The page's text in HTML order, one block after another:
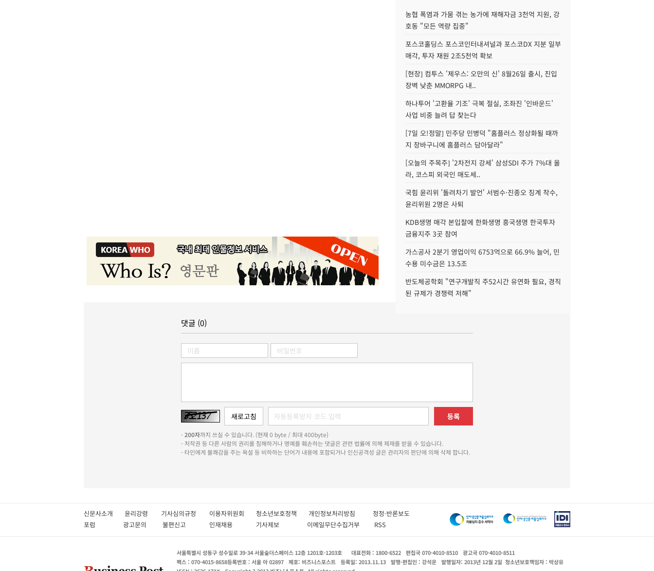
농협 폭염과 가뭄 겪는 농가에 재해자금 3천억 지원, 강
호동 "모든 역량 집중"
포스코홀딩스 포스코인터내셔널과 포스코DX 지분 일부
매각, 투자 재원 2조5천억 확보
[현장] 컴투스 '제우스: 오만의 신' 8월26일 출시, 진입
장벽 낮춘 MMORPG 내..
하나투어 '고환율 기조' 극복 절실, 조좌진 '인바운드'
사업 비중 늘려 답 찾는다
[7일 오!정말] 민주당 민병덕 "홈플러스 정상화될 때까
지 장바구니에 홈플러스 담아달라"
[오늘의 주목주] '2차전지 강세' 삼성SDI 주가 7%대 올
라, 코스피 외국인 매도세..
국힘 윤리위 '돌려차기 발언' 서범수·진종오 징계 착수,
윤리위원 2명은 사퇴
KDB생명 매각 본입찰에 한화생명 흥국생명 한국투자
금융지주 3곳 참여
가스공사 2분기 영업이익 6753억으로 66.9% 늘어, 민
수용 미수금은 13.5조
반도체공학회 "연구개발직 주52시간 유연화 필요, 경직
된 규제가 경쟁력 저해"
댓글 (0)
등록
-200자까지 쓰실 수 있습니다. (현재 0 byte / 최대 400byte)
- 저작권 등 다른 사람의 권리를 침해하거나 명예를 훼손하는 댓글은 관련 법률에 의해 제재를 받을 수 있습니다.
- 타인에게 불쾌감을 주는 욕설 등 비하하는 단어가 내용에 포함되거나 인신공격성 글은 관리자의 판단에 의해 삭제 합니다.
신문사소개 윤리강령 기사심의규정 이용자위원회 청소년보호정책 개인정보처리방침 정정·반론보도
포럼
광고문의 불편신고 인재채용 기사제보 이메일무단수집거부 RSS
서울특별시 성동구 성수일로 39-34 서울숲더스페이스 12층 1201호-1203호 대표전화 : 1800-6522 편집국 070-4010-8510
광고국 070-4010-8511
팩스 : 070-4015-8658등록번호 : 서울 아 02897 제호: 비즈니스포스트 등록일: 2013.11.13 발행·편집인 : 강석운 발행일자: 2013년 12월 2일 청소년보호책임자 : 박상유